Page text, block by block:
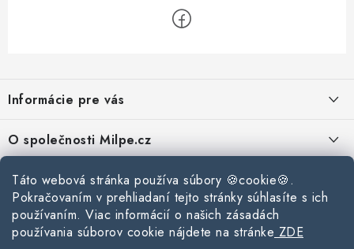
Táto webová stránka používa súbory 🍪cookie🍪.
Pokračovaním v prehliadaní tejto stránky súhlasíte s ich
používaním. Viac informácií o našich zásadách
používania súborov cookie nájdete na stránke ZDE
p
ä
t
Informácie pre vás
Zásady používania súborov cookie
Podmínky ochrany osobních údajů
Obchodní podmínky
O společnosti Milpe.cz
O spoločnosti Milpe
Kontakty
Kontaktné informácie
Stavebný blog